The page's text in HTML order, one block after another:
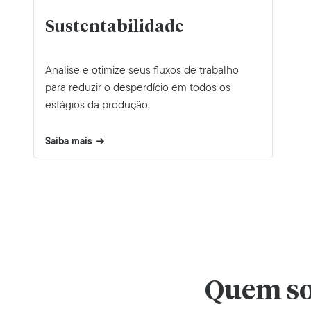
Sustentabilidade
Analise e otimize seus fluxos de trabalho
para reduzir o desperdício em todos os
estágios da produção.
Saiba mais
Quem